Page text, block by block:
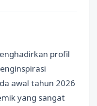
profil
awal tahun 2026
yang sangat